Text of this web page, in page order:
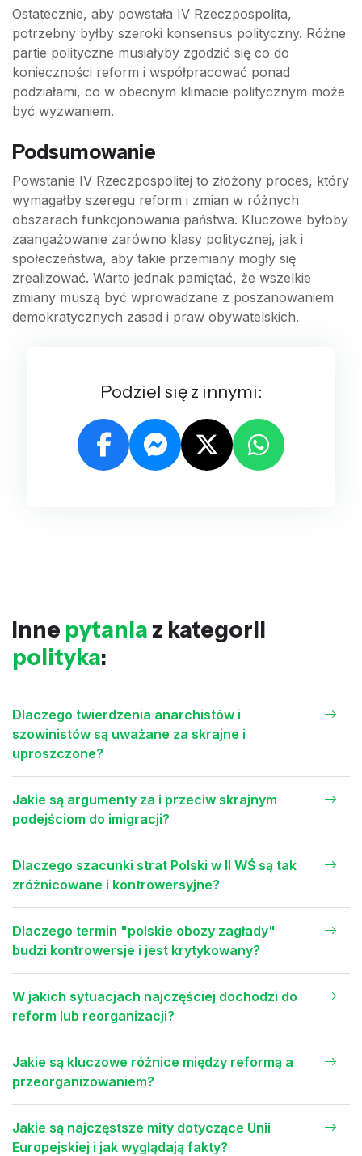
Ostatecznie, aby powstała IV Rzeczpospolita,
potrzebny byłby szeroki konsensus polityczny. Różne
partie polityczne musiałyby zgodzić się co do
konieczności reform i współpracować ponad
podziałami, co w obecnym klimacie politycznym może
być wyzwaniem.
Podsumowanie
Powstanie IV Rzeczpospolitej to złożony proces, który
wymagałby szeregu reform i zmian w różnych
obszarach funkcjonowania państwa. Kluczowe byłoby
zaangażowanie zarówno klasy politycznej, jak i
społeczeństwa, aby takie przemiany mogły się
zrealizować. Warto jednak pamiętać, że wszelkie
zmiany muszą być wprowadzane z poszanowaniem
demokratycznych zasad i praw obywatelskich.
Podziel się z innymi:
Inne pytania z kategorii
polityka:
Dlaczego twierdzenia anarchistów i
szowinistów są uważane za skrajne i
uproszczone?
Jakie są argumenty za i przeciw skrajnym
podejściom do imigracji?
Dlaczego szacunki strat Polski w II WŚ są tak
zróżnicowane i kontrowersyjne?
Dlaczego termin "polskie obozy zagłady"
budzi kontrowersje i jest krytykowany?
W jakich sytuacjach najczęściej dochodzi do
reform lub reorganizacji?
Jakie są kluczowe różnice między reformą a
przeorganizowaniem?
Jakie są najczęstsze mity dotyczące Unii
Europejskiej i jak wyglądają fakty?